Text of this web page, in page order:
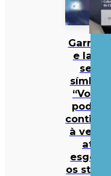
Garrafas
e latas
sem
símbolo
“Volta”
podem
continuar
à venda
até
esgotar
os stocks